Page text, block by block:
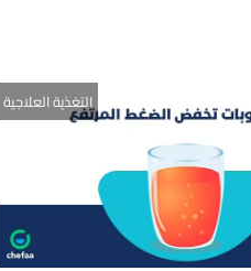
التغذية العلاجية